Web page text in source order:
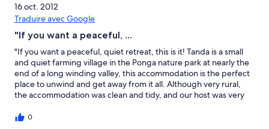
16 oct. 2012
Traduire avec Google
"If you want a peaceful, ...
"If you want a peaceful, quiet retreat, this is it! Tanda is a small
and quiet farming village in the Ponga nature park at nearly the
end of a long winding valley, this accommodation is the perfect
place to unwind and get away from it all. Although very rural,
the accommodation was clean and tidy, and our host was very
Considering how remote it felt, it still only takes half an hour or
0